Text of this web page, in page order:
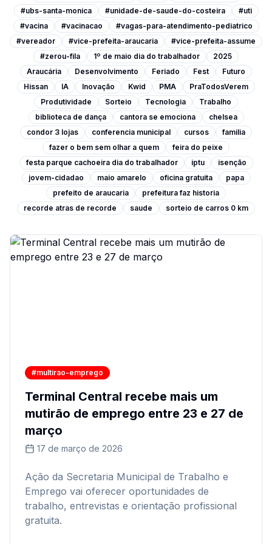
#ubs-santa-monica #unidade-de-saude-do-costeira
#uti
#vacina
#vacinacao
#vagas-para-atendimento-pediatrico
#vereador
#vice-prefeita-araucaria
#vice-prefeita-assume
#zerou-fila
1º de maio dia do trabalhador
2025
Araucária
Desenvolvimento Feriado Fest
Futuro
Hissan
IA Inovação Kwid PMA
PraTodosVerem
Produtividade
Sorteio Tecnologia
Trabalho
biblioteca de dança
cantora se emociona
chelsea
condor 3 lojas
conferencia municipal cursos
familia
fazer o bem sem olhar a quem
feira do peixe
festa parque cachoeira dia do trabalhador
iptu
isenção
jovem-cidadao
maio amarelo oficina gratuita
papa
prefeito de araucaria
prefeitura faz historia
recorde atras de recorde
saude sorteio de carros 0 km
#multirao-emprego
Terminal Central recebe mais um
mutirão de emprego entre 23 e 27 de
março
17 de março de 2026
Ação da Secretaria Municipal de Trabalho e
Emprego vai oferecer oportunidades de
trabalho, entrevistas e orientação profissional
gratuita.